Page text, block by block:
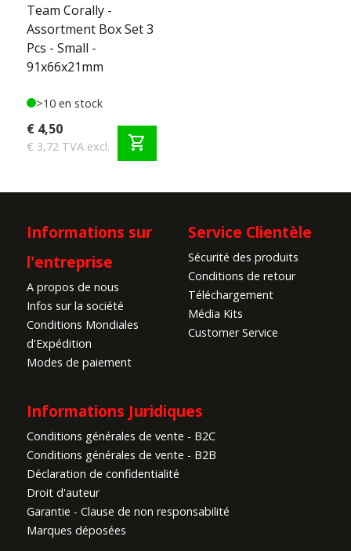
Team Corally -
Assortment Box Set 3
Pcs - Small -
91x66x21mm
>10 en stock
€ 4,50
€ 3,72 TVA excl. shopping_cart
Informations sur
l'entreprise
A propos de nous
Infos sur la société
Conditions Mondiales
d'Expédition
Modes de paiement
Service Clientèle
Sécurité des produits
Conditions de retour
Téléchargement
Média Kits
Customer Service
Informations Juridiques
Conditions générales de vente - B2C
Conditions générales de vente - B2B
Déclaration de confidentialité
Droit d'auteur
Garantie - Clause de non responsabilité
Marques déposées